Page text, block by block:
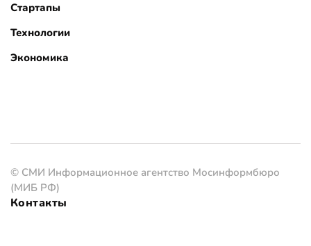
Стартапы
Технологии
Экономика
© СМИ Информационное агентство Мосинформбюро
(МИБ РФ)
Контакты